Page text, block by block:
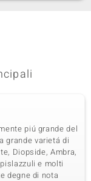
piú grande del
grande varietá di
Diopside, Ambra,
e molti
degne di nota